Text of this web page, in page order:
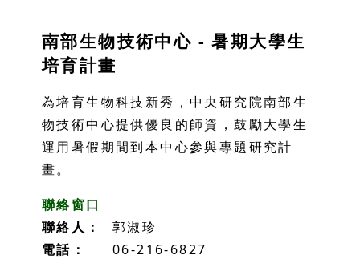
南部生物技術中心 - 暑期大學生
培育計畫
為培育生物科技新秀，中央研究院南部生
物技術中心提供優良的師資，鼓勵大學生
運用暑假期間到本中心參與專題研究計
畫。
聯絡窗口
聯絡人：
郭淑珍
電話：
06-216-6827